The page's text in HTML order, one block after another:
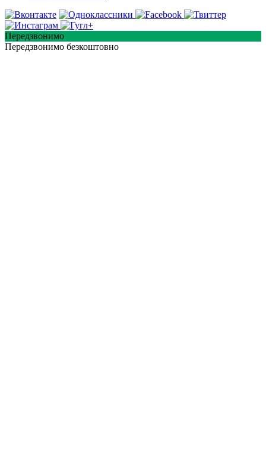
Передзвонимо
Передзвонимо безкоштовно